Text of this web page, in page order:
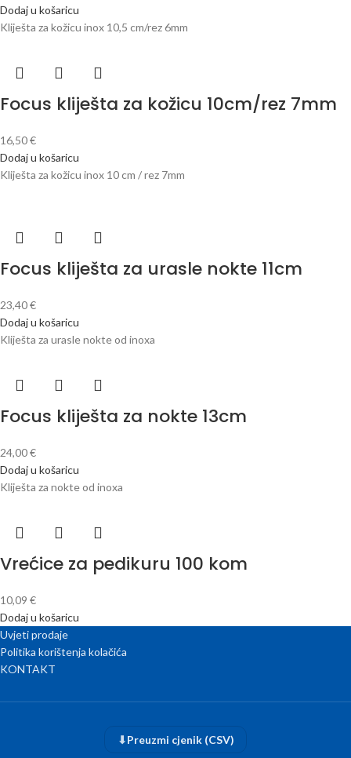
Dodaj u košaricu
Kliješta za kožicu inox 10,5 cm/rez 6mm
Focus kliješta za kožicu 10cm/rez 7mm
16,50€
Dodaj u košaricu
Kliješta za kožicu inox 10 cm / rez 7mm
Focus kliješta za urasle nokte 11cm
23,40€
Dodaj u košaricu
Kliješta za urasle nokte od inoxa
Focus kliješta za nokte 13cm
24,00€
Dodaj u košaricu
Kliješta za nokte od inoxa
Vrećice za pedikuru 100 kom
10,09 €
Dodaj u košaricu
Uvjeti prodaje
Politika korištenja kolačića
KONTAKT
⬇Preuzmi cjenik (CSV)